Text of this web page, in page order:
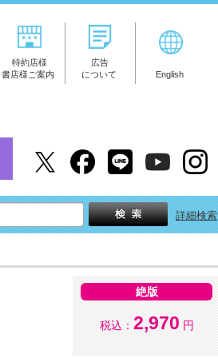
特約店様
書店様ご案内
広告
について
English
詳細検索
絶版
税込： 2,970 円